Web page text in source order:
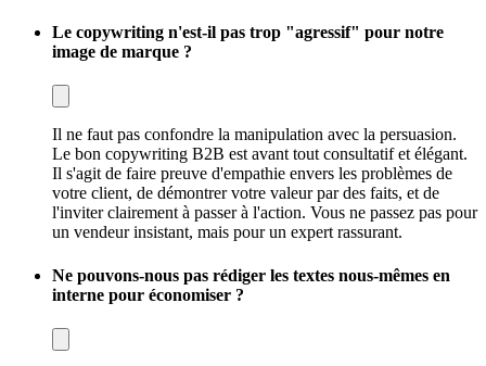
Le copywriting n'est-il pas trop "agressif" pour notre
image de marque ?
Il ne faut pas confondre la manipulation avec la persuasion.
Le bon copywriting B2B est avant tout consultatif et élégant.
Il s'agit de faire preuve d'empathie envers les problèmes de
votre client, de démontrer votre valeur par des faits, et de
l'inviter clairement à passer à l'action. Vous ne passez pas pour
un vendeur insistant, mais pour un expert rassurant.
Ne pouvons-nous pas rédiger les textes nous-mêmes en
interne pour économiser ?